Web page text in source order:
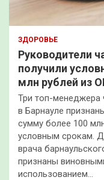
ЗДОРОВЬЕ
Руководители
получили
млн рублей из
Три топ-менеджера
в Барнауле
сумму более 100
условным срокам.
врача
признаны
использованием…